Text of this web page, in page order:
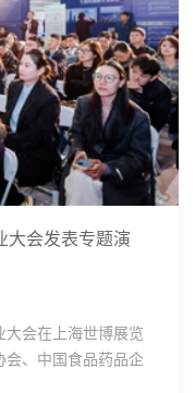
大会发表专题演
大会在上海世博展览
会、中国食品药品企